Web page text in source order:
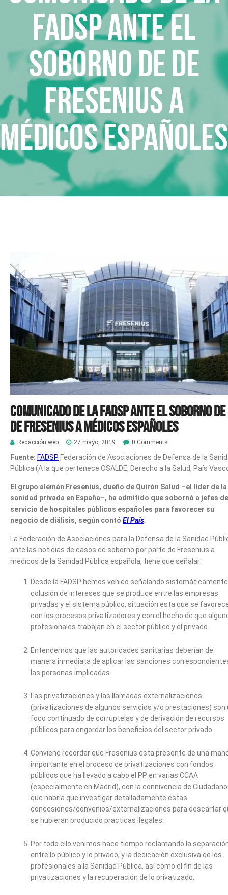
FADSP ante el
soborno de de
FRESENIUS a
médicos españoles
Comunicado de la FADSP ante el soborno de
de FRESENIUS a médicos españoles
Redacción web 27 mayo, 2019 0 Comments
Fuente: FADSP Federación de Asociaciones de Defensa de la
Pública (A la que pertenece OSALDE, Derecho a la Salud, País
El grupo alemán Fresenius, dueño de Quirón Salud –el líder de la
sanidad privada en España–, ha admitido que sobornó a jefes de
servicio de hospitales públicos españoles para favorecer su
negocio de diálisis, según contó El País.
La Federación de Asociaciones para la Defensa de la Sanidad
ante las noticias de casos de soborno por parte de Fresenius a
médicos de la Sanidad Pública española, tiene que señalar:
Desde la FADSP hemos venido señalando
colusión de intereses que se produce entre las empresas
privadas y el sistema público, situación esta que se
con los procesos privatizadores y con el hecho de que
profesionales trabajan en el sector público y el privado.
Entendemos que las autoridades sanitarias deberían de
manera inmediata de aplicar las sanciones
las personas implicadas.
Las privatizaciones y las llamadas externalizaciones
(privatizaciones de algunos servicios y/o prestaciones) son
foco continuado de corruptelas y de derivación de recursos
públicos para engordar los beneficios del sector privado.
Conviene recordar que Fresenius esta presente de una
importante en el proceso de privatizaciones con fondos
públicos que ha llevado a cabo el PP en varias CCAA
(especialmente en Madrid), con la connivencia de
que habría que investigar detalladamente estas
concesiones/convenios/externalizaciones para descartar
se hubieran producido practicas ilegales.
Por todo ello venimos hace tiempo reclamando la
entre lo público y lo privado, y la dedicación exclusiva de los
profesionales a la Sanidad Pública, así como el fin de las
privatizaciones y la recuperación de lo privatizado.